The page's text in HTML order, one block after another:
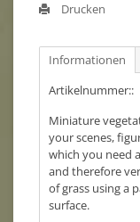
Drucken
Informationen
Artikelnummer::
Miniature
your scenes,
which you need
and therefore
of grass using a
surface.